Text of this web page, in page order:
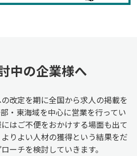
中の企業様へ
改定を期に全国から求人の掲載を
・東海域を中心に営業を行ってい
はご不便をおかけする場面も出て
りよい人材の獲得という結果をだ
ーチを検討していきます。